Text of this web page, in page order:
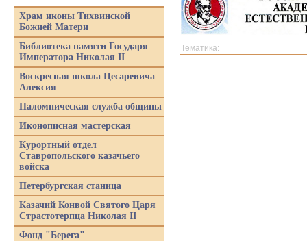
Тематика:
Храм иконы Тихвинской
Божией Матери
Библиотека памяти Государя
Императора Николая II
Воскресная школа Цесаревича
Алексия
Паломническая служба общины
Иконописная мастерская
Курортный отдел
Ставропольского казачьего
войска
Петербургская станица
Казачий Конвой Святого Царя
Страстотерпца Николая II
Фонд "Берега"